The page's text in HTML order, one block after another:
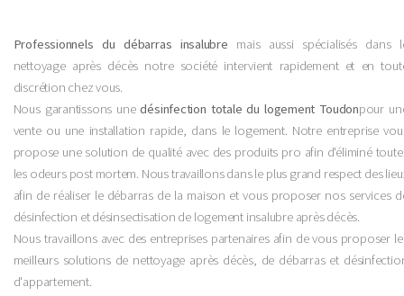
Professionnels du débarras insalubre mais aussi spécialisés dans
nettoyage après décès notre société intervient rapidement et en
discrétion chez vous.
Nous garantissons unedésinfection totale du logement Toudonpour
vente ou une installation rapide, dans le logement. Notre entreprise
propose une solution de qualité avec des produits pro afin d'éliminé
les odeurs post mortem. Nous travaillons dans le plus grand respect des
afin de réaliser le débarras de la maison et vous proposer nos services
désinfection et désinsectisation de logement insalubre après décès.
Nous travaillons avec des entreprises partenaires afin de vous proposer
meilleurs solutions de nettoyage après décès, de débarras et
d'appartement.